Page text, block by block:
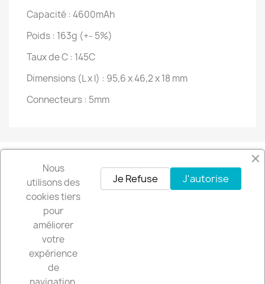
Capacité : 4600mAh
Poids : 163g (+- 5%)
Taux de C : 145C
Dimensions (L x l) : 95,6 x 46,2 x 18 mm
Connecteurs : 5mm
FacebookInstagram
Recevez nos offres spéciales
Vous pouvez vous désinscrire à tout moment. Vous trouverez pour cela
Nous
utilisons des
cookies tiers
pour
améliorer
votre
expérience
de
J'autorise
Je Refuse